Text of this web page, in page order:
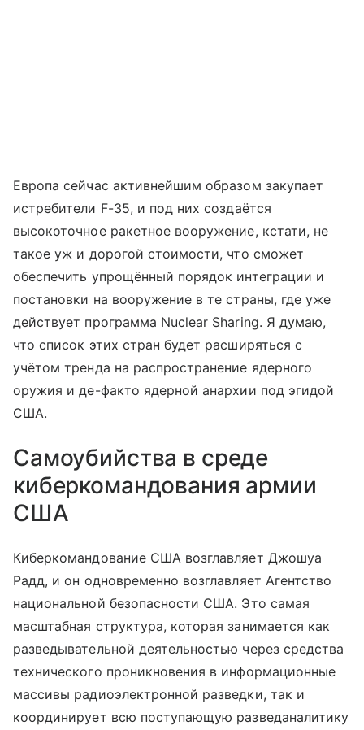
Европа сейчас активнейшим образом закупает
истребители F-35, и под них создаётся
высокоточное ракетное вооружение, кстати, не
такое уж и дорогой стоимости, что сможет
обеспечить упрощённый порядок интеграции и
постановки на вооружение в те страны, где уже
действует программа Nuclear Sharing. Я думаю,
что список этих стран будет расширяться с
учётом тренда на распространение ядерного
оружия и де-факто ядерной анархии под эгидой
США.
Самоубийства в среде
киберкомандования армии
США
Киберкомандование США возглавляет Джошуа
Радд, и он одновременно возглавляет Агентство
национальной безопасности США. Это самая
масштабная структура, которая занимается как
разведывательной деятельностью через средства
технического проникновения в информационные
массивы радиоэлектронной разведки, так и
координирует всю поступающую разведаналитику